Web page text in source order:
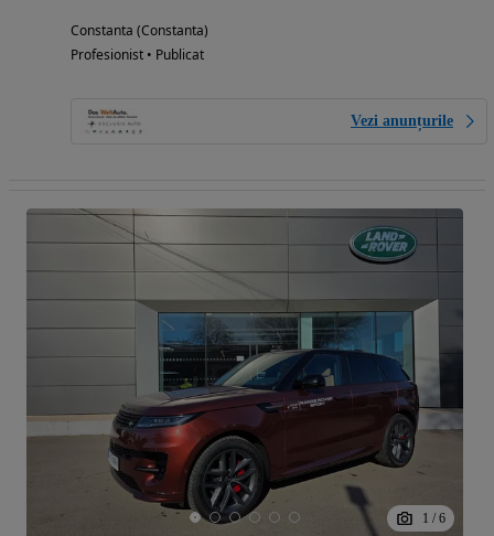
Constanta (Constanta)
Profesionist • Publicat
Vezi anunțurile
1 / 6